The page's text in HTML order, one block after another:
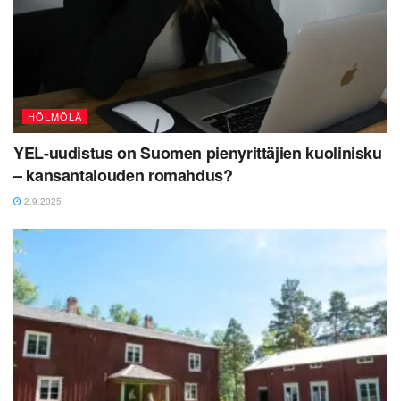
HÖLMÖLÄ
YEL-uudistus on Suomen pienyrittäjien kuolinisku
– kansantalouden romahdus?
2.9.2025